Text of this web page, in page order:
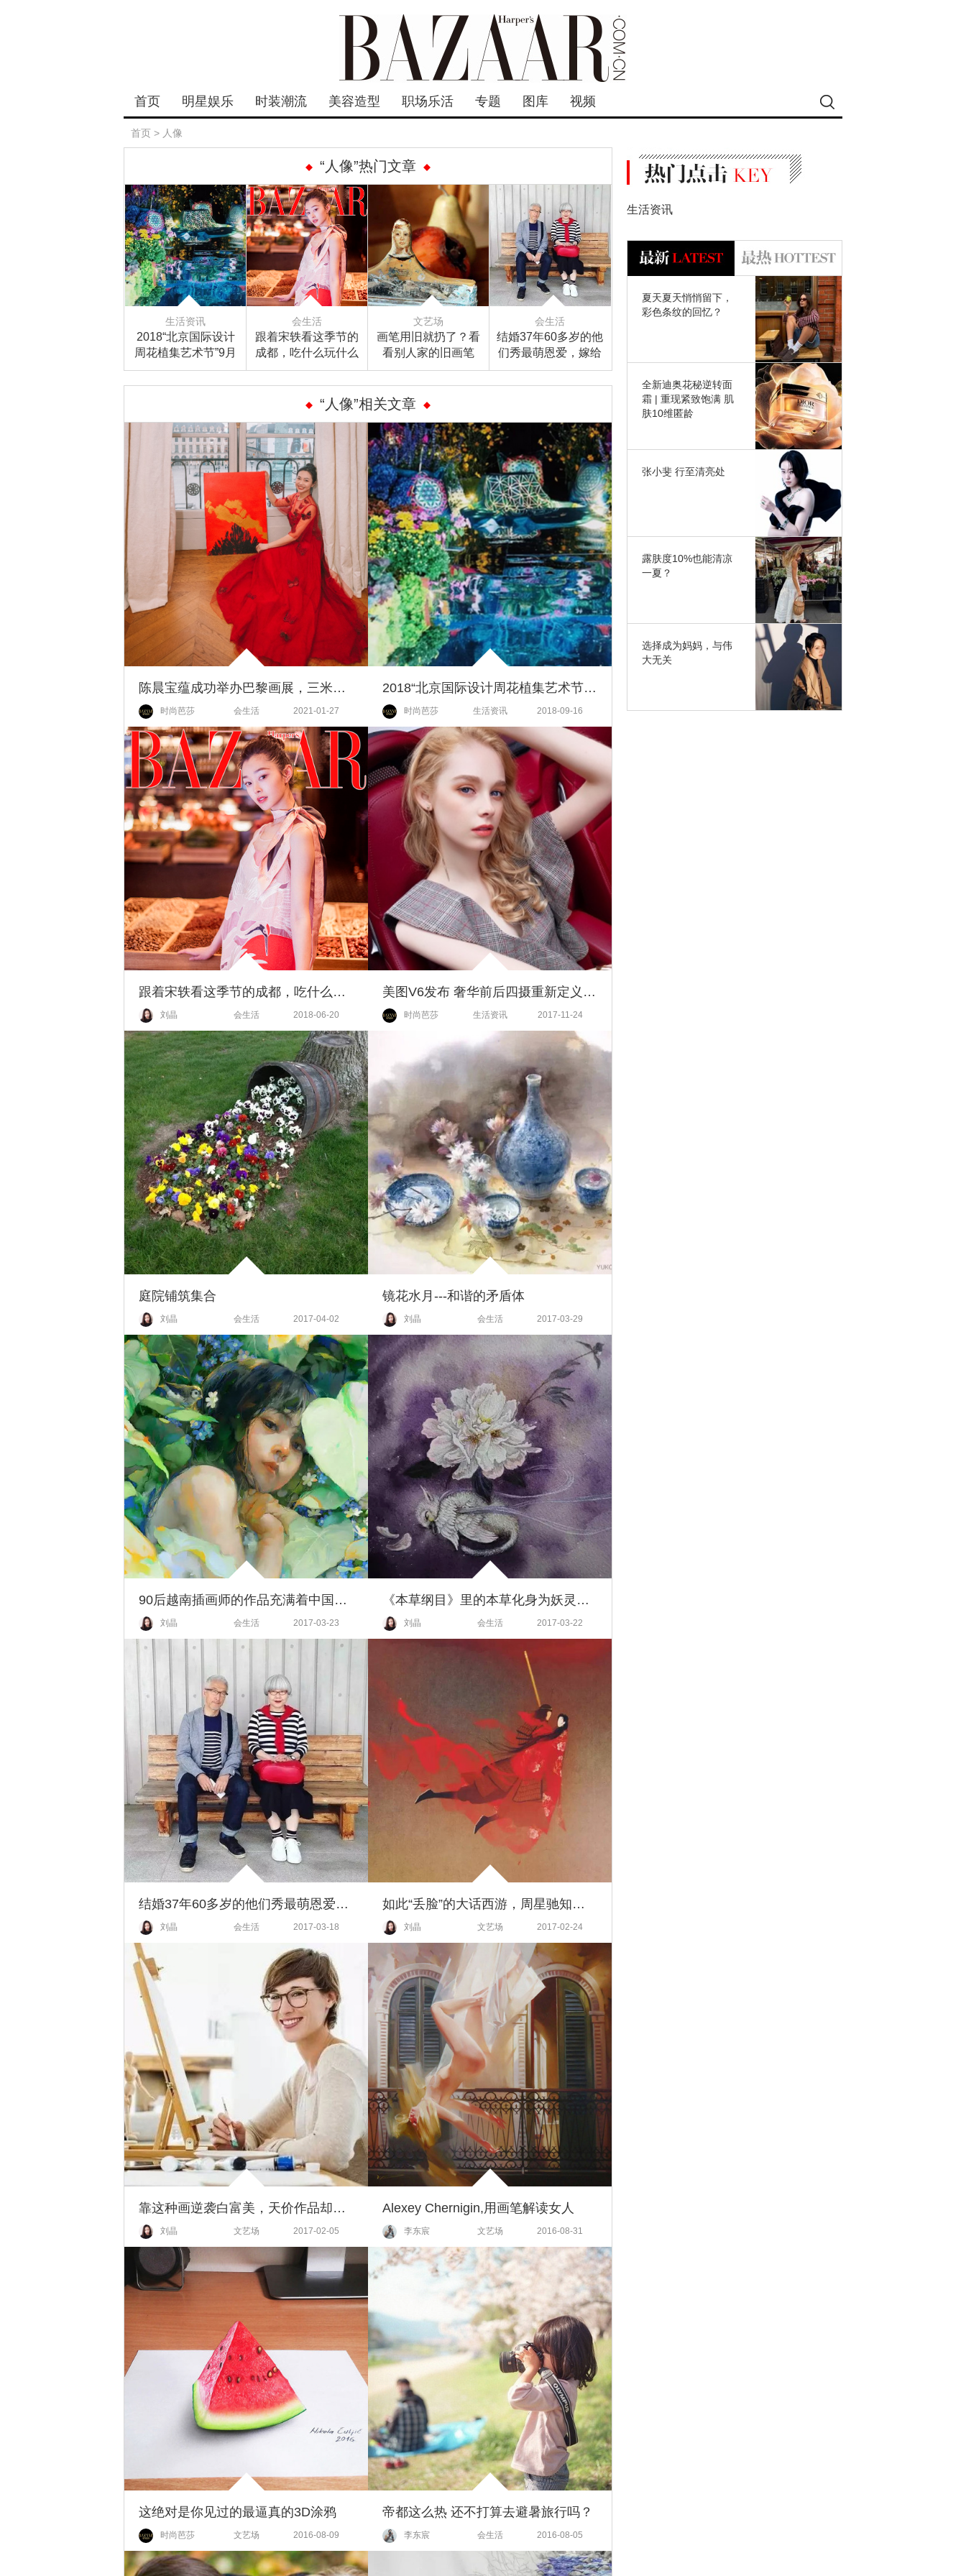
首页 明星娱乐 时装潮流 美容造型 职场乐活 专题 图库 视频
首页 > 人像
“人像”热门文章
生活资讯
2018“北京国际设计
周花植集艺术节”9月
25日启动
会生活
跟着宋轶看这季节的
成都，吃什么玩什么
最巴适！
文艺场
画笔用旧就扔了？看
看别人家的旧画笔
会生活
结婚37年60多岁的他
们秀最萌恩爱，嫁给
爱情是这样的！
“人像”相关文章
陈晨宝蕴成功举办巴黎画展，三米画轴惊艳海外
时尚芭莎 会生活 2021-01-27
2018“北京国际设计周花植集艺术节”9月25日启动
时尚芭莎 生活资讯 2018-09-16
跟着宋轶看这季节的成都，吃什么玩什么最巴适！
刘晶 会生活 2018-06-20
美图V6发布 奢华前后四摄重新定义手机摄影
时尚芭莎 生活资讯 2017-11-24
庭院铺筑集合
刘晶 会生活 2017-04-02
镜花水月---和谐的矛盾体
刘晶 会生活 2017-03-29
90后越南插画师的作品充满着中国风！
刘晶 会生活 2017-03-23
《本草纲目》里的本草化身为妖灵？！
刘晶 会生活 2017-03-22
结婚37年60多岁的他们秀最萌恩爱，嫁给爱情是这样的！
刘晶 会生活 2017-03-18
如此“丢脸”的大话西游，周星驰知道吗？
刘晶 文艺场 2017-02-24
靠这种画逆袭白富美，天价作品却芝麻大坑爹还是真本事？
刘晶 文艺场 2017-02-05
Alexey Chernigin,用画笔解读女人
李东宸 文艺场 2016-08-31
这绝对是你见过的最逼真的3D涂鸦
时尚芭莎 文艺场 2016-08-09
帝都这么热 还不打算去避暑旅行吗？
李东宸 会生活 2016-08-05
生活资讯
夏天夏天悄悄留下，
彩色条纹的回忆？
全新迪奥花秘逆转面
霜 | 重现紧致饱满 肌
肤10维匿龄
张小斐 行至清亮处
露肤度10%也能清凉
一夏？
选择成为妈妈，与伟
大无关